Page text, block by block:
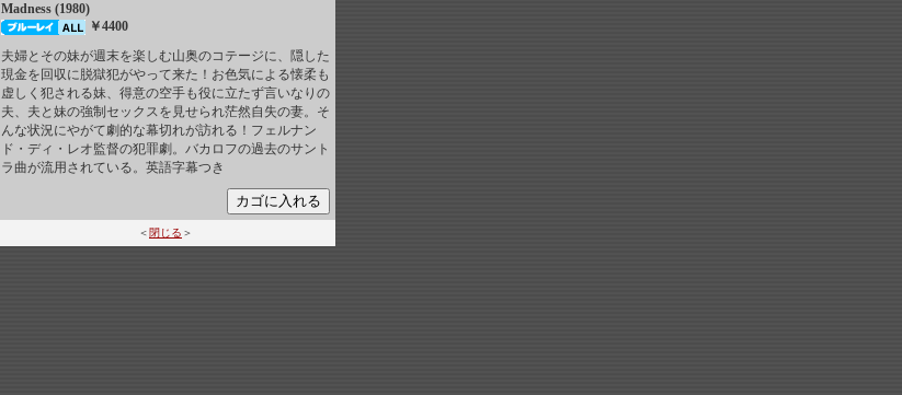
Madness (1980)
￥4400
夫婦とその妹が週末を楽しむ山奥のコテージに、隠した
現金を回収に脱獄犯がやって来た！お色気による懐柔も
虚しく犯される妹、得意の空手も役に立たず言いなりの
夫、夫と妹の強制セックスを見せられ茫然自失の妻。そ
んな状況にやがて劇的な幕切れが訪れる！フェルナン
ド・ディ・レオ監督の犯罪劇。バカロフの過去のサント
ラ曲が流用されている。英語字幕つき
＜ 閉じる ＞